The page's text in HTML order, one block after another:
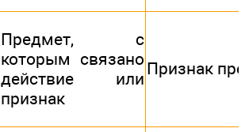
Предмет, с
которым связано
действие или
признак
Признак